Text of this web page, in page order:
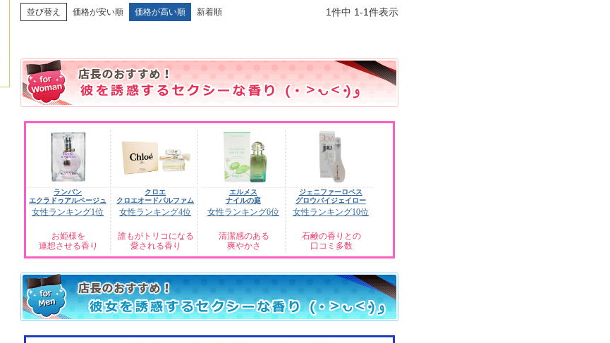
並び替え 価格が安い順 価格が高い順 新着順 1件中 1-1件表示
ランバン
エクラドゥアルページュ
女性ランキング1位
お姫様を
連想させる香り
クロエ
クロエオードパルファム
女性ランキング4位
誰もがトリコになる
愛される香り
エルメス
ナイルの庭
女性ランキング6位
清潔感のある
爽やかさ
ジェニファーロペス
グロウバイジェイロー
女性ランキング10位
石鹸の香りとの
口コミ多数